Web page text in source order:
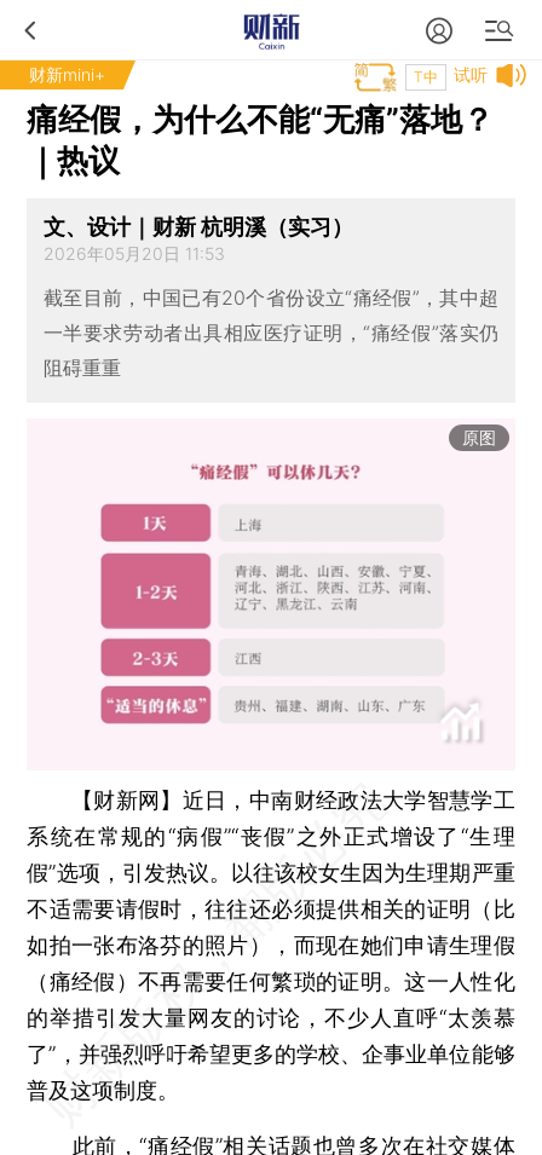
财新mini+ 试听
T中
痛经假，为什么不能“无痛”落地？
｜热议
文、设计｜财新 杭明溪（实习）
2026年05月20日 11:53
截至目前，中国已有20个省份设立“痛经假”，其中超
一半要求劳动者出具相应医疗证明，“痛经假”落实仍
阻碍重重
原图
【财新网】 近日，中南财经政法大学智慧学工
系统在常规的“病假”“丧假”之外正式增设了“生理
假”选项，引发热议。以往该校女生因为生理期严重
不适需要请假时，往往还必须提供相关的证明（比
如拍一张布洛芬的照片），而现在她们申请生理假
（痛经假）不再需要任何繁琐的证明。这一人性化
的举措引发大量网友的讨论，不少人直呼“太羡慕
了”，并强烈呼吁希望更多的学校、企事业单位能够
普及这项制度。
此前，“痛经假”相关话题也曾多次在社交媒体